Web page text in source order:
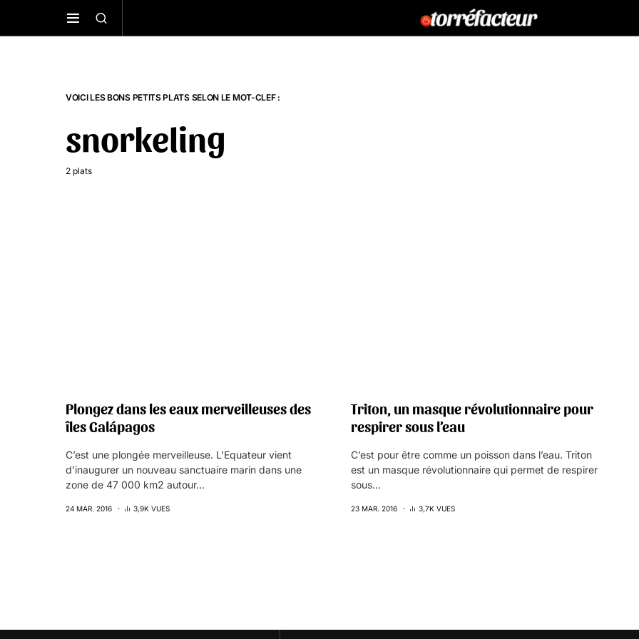
VOICI LES BONS PETITS PLATS SELON LE MOT-CLEF :
snorkeling
2 plats
Plongez dans les eaux merveilleuses des
îles Galápagos
C’est une plongée merveilleuse. L’Equateur vient
d’inaugurer un nouveau sanctuaire marin dans une
zone de 47 000 km2 autour…
24 MAR. 2016 3,9K VUES
Triton, un masque révolutionnaire pour
respirer sous l’eau
C’est pour être comme un poisson dans l’eau. Triton
est un masque révolutionnaire qui permet de respirer
sous…
23 MAR. 2016 3,7K VUES